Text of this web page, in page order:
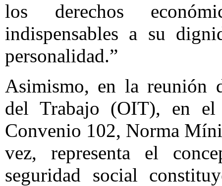
los derechos
indispensables a su
personalidad.”
Asimismo, en la reunión
del Trabajo (OIT), en
Convenio 102, Norma
vez, representa el
seguridad social